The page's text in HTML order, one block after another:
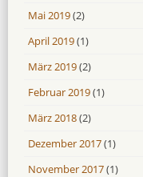
Mai 2019(2)
April 2019(1)
März 2019(2)
Februar 2019(1)
März 2018(2)
Dezember 2017(1)
November 2017(1)